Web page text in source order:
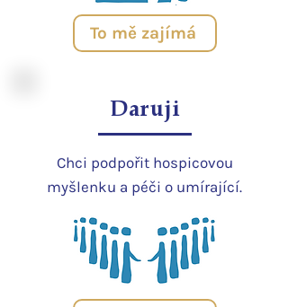
To mě zajímá
Daruji
Chci podpořit hospicovou
myšlenku a péči o umírající.